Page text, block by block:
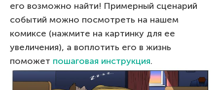
его возможно найти! Примерный сценарий
событий можно посмотреть на нашем
комиксе (нажмите на картинку для ее
увеличения), а воплотить его в жизнь
поможет пошаговая инструкция.